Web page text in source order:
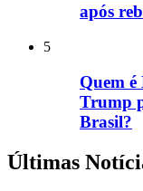
após
5
Quem
Trump
Brasil?
Últimas